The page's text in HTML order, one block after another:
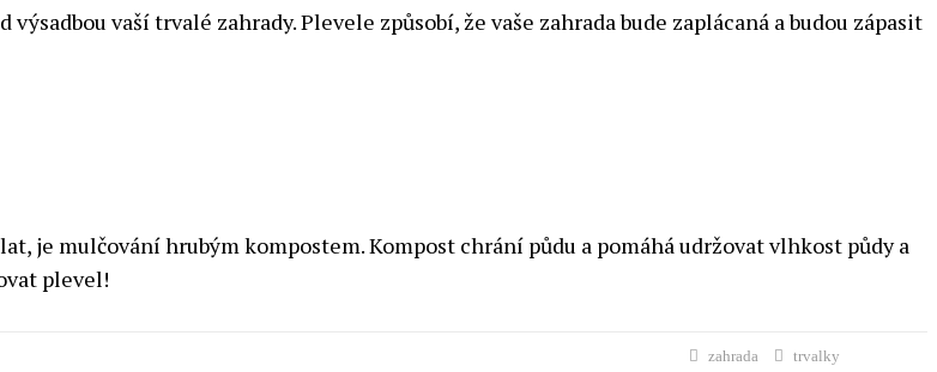
vaší trvalé zahrady. Plevele způsobí, že vaše zahrada bude zaplácaná a budou zápasit
je mulčování hrubým kompostem. Kompost chrání půdu a pomáhá udržovat vlhkost půdy a
plevel!
zahrada trvalky